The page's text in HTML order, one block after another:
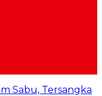
Sabu, Tersangka